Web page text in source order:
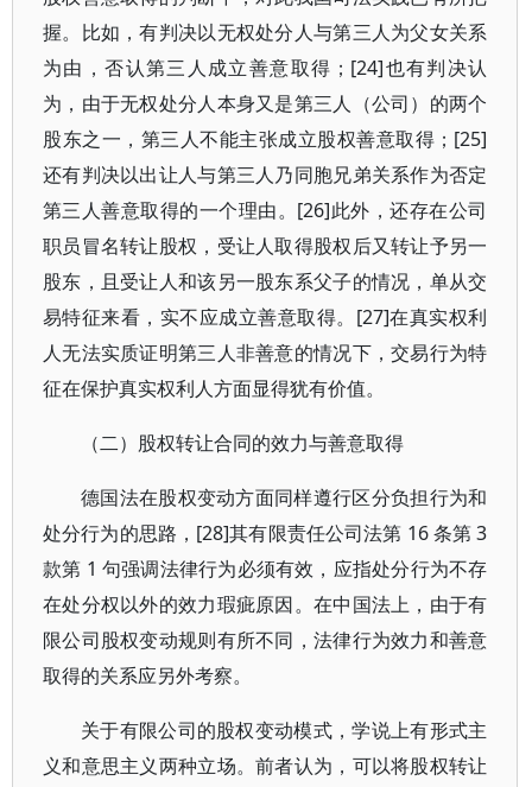
握。比如，有判决以无权处分人与第三人为父女关系
为由，否认第三人成立善意取得；[24]也有判决认
为，由于无权处分人本身又是第三人（公司）的两个
股东之一，第三人不能主张成立股权善意取得；[25]
还有判决以出让人与第三人乃同胞兄弟关系作为否定
第三人善意取得的一个理由。[26]此外，还存在公司
职员冒名转让股权，受让人取得股权后又转让予另一
股东，且受让人和该另一股东系父子的情况，单从交
易特征来看，实不应成立善意取得。[27]在真实权利
人无法实质证明第三人非善意的情况下，交易行为特
征在保护真实权利人方面显得犹有价值。
（二）股权转让合同的效力与善意取得
德国法在股权变动方面同样遵行区分负担行为和
处分行为的思路，[28]其有限责任公司法第 16 条第 3
款第 1 句强调法律行为必须有效，应指处分行为不存
在处分权以外的效力瑕疵原因。在中国法上，由于有
限公司股权变动规则有所不同，法律行为效力和善意
取得的关系应另外考察。
关于有限公司的股权变动模式，学说上有形式主
义和意思主义两种立场。前者认为，可以将股权转让